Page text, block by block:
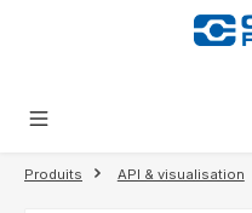
Produits API & visualisation